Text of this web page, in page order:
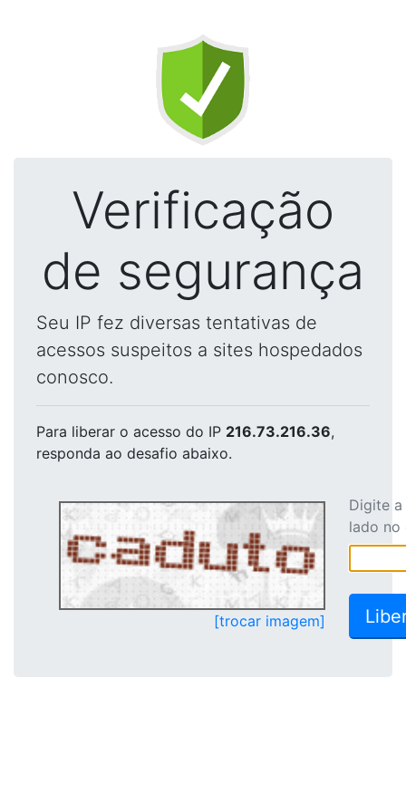
Verificação
de segurança
Seu IP fez diversas tentativas de
acessos suspeitos a sites hospedados
conosco.
Para liberar o acesso do IP 216.73.216.36,
responda ao desafio abaixo.
[trocar imagem]
Digite
lado no